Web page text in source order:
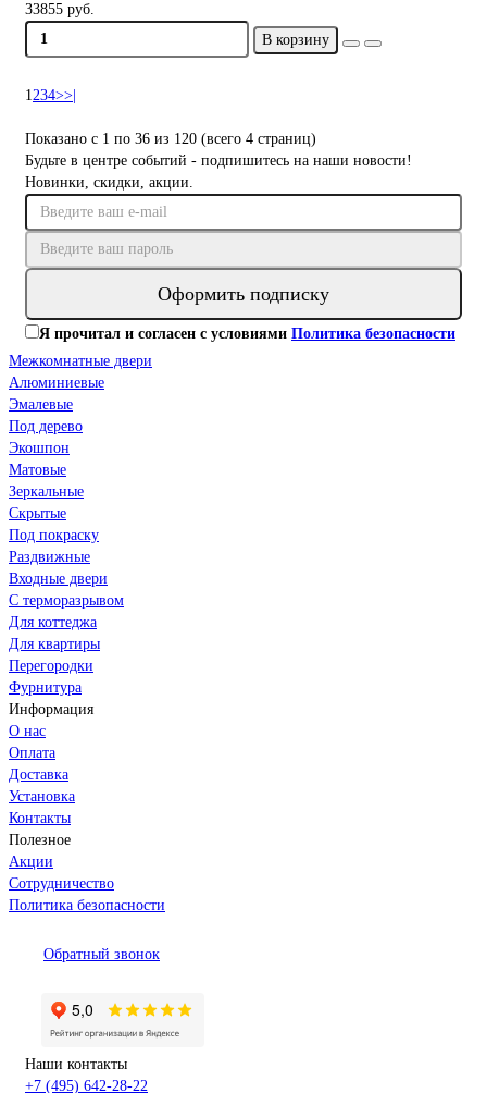
33855 руб.
В корзину
1234>>|
Показано с 1 по 36 из 120 (всего 4 страниц)
Будьте в центре событий - подпишитесь на наши новости!
Новинки, скидки, акции.
Оформить подписку
Я прочитал и согласен с условиями Политика безопасности
Межкомнатные двери
Алюминиевые
Эмалевые
Под дерево
Экошпон
Матовые
Зеркальные
Скрытые
Под покраску
Раздвижные
Входные двери
С терморазрывом
Для коттеджа
Для квартиры
Перегородки
Фурнитура
Информация
О нас
Оплата
Доставка
Установка
Контакты
Полезное
Акции
Сотрудничество
Политика безопасности
Обратный звонок
Наши контакты
+7 (495) 642-28-22